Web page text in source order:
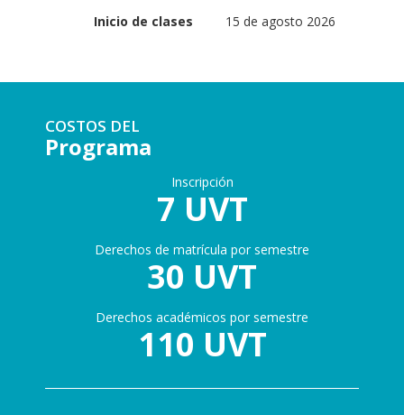
Inicio de clases
15 de agosto 2026
COSTOS DEL
Programa
Inscripción
7 UVT
Derechos de matrícula por semestre
30 UVT
Derechos académicos por semestre
110 UVT